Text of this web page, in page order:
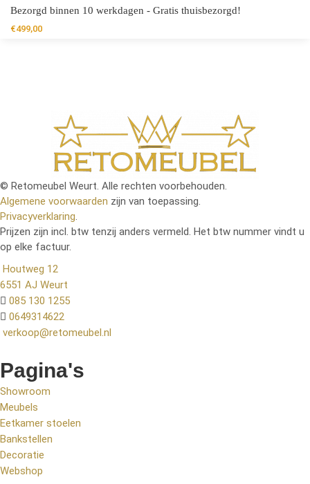
Bezorgd binnen 10 werkdagen - Gratis thuisbezorgd!
€499,00
© Retomeubel Weurt. Alle rechten voorbehouden.
Algemene voorwaarden zijn van toepassing.
Privacyverklaring.
Prijzen zijn incl. btw tenzij anders vermeld. Het btw nummer vindt u
op elke factuur.
Houtweg 12
6551 AJ Weurt
085 130 1255
0649314622
verkoop@retomeubel.nl
Pagina's
Showroom
Meubels
Eetkamer stoelen
Bankstellen
Decoratie
Webshop